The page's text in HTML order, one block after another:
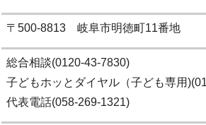
〒500-8813 岐阜市明徳町11番地
総合相談(0120-43-7830)
子どもホッとダイヤル（子ども専用
代表電話(058-269-1321)